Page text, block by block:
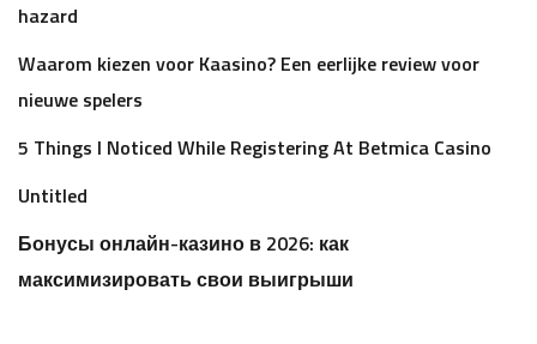
hazard
Waarom kiezen voor Kaasino? Een eerlijke review voor
nieuwe spelers
5 Things I Noticed While Registering At Betmica Casino
Untitled
Бонусы онлайн-казино в 2026: как
максимизировать свои выигрыши